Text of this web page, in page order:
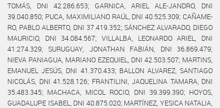
TOMÁS, DNI 42.286.653; GARNICA, ARIEL ALE-JANDRO, DNI
39.040.850; PUCA, MAXIMILIANO RAÚL, DNI 40.525.309; CAÑAME-
RO, PABLO ALBERTO, DNI 37.419.352; SÁNCHEZ ALVARADO, DIEGO
MAURICIO, DNI 34.084.567; VILLALBA, LEONARDO ARIEL, DNI
41.274.329; SURUGUAY, JONATHAN FABIÁN, DNI 36.869.479;
NIEVA PANIAGUA, MARIANO EZEQUIEL, DNI 42.503.507; MARTINS,
EMANUEL JESÚS, DNI 41.370.433; BALLON ALVAREZ, SANTIAGO
NICOLÁS, DNI 41.528.126; FRANTILINI, JAQUELINA TAMARA, DNI
35.483.345; MACHACA, MICOL ROCIO, DNI 39.399.390; HOYOS,
GUADALUPE ISABEL, DNI 40.875.020; MARTÍNEZ, YESICA NATALIA,